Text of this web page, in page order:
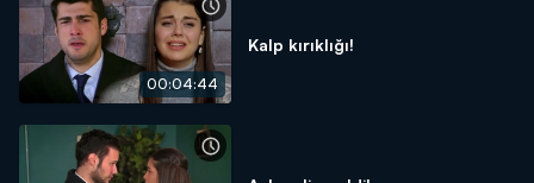
00:04:44
Kalp kırıklığı!